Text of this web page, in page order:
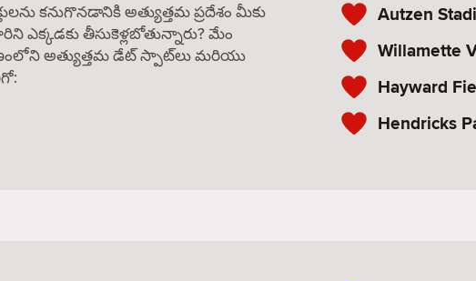
కనుగొనడానికి అత్యుత్తమ ప్రదేశం మీకు
ఎక్కడకు తీసుకెళ్లబోతున్నారు? మేం
అత్యుత్తమ డేట్ స్పాట్‌లు మరియు
Autzen
Willamette
Hayward
Hendricks